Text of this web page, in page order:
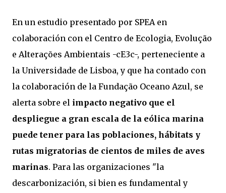
En un estudio presentado por SPEA en
colaboración con el Centro de Ecologia, Evolução
e Alterações Ambientais -cE3c-, perteneciente a
la Universidade de Lisboa, y que ha contado con
la colaboración de la Fundação Oceano Azul, se
alerta sobre el impacto negativo que el
despliegue a gran escala de la eólica marina
puede tener para las poblaciones, hábitats y
rutas migratorias de cientos de miles de aves
marinas. Para las organizaciones "la
descarbonización, si bien es fundamental y